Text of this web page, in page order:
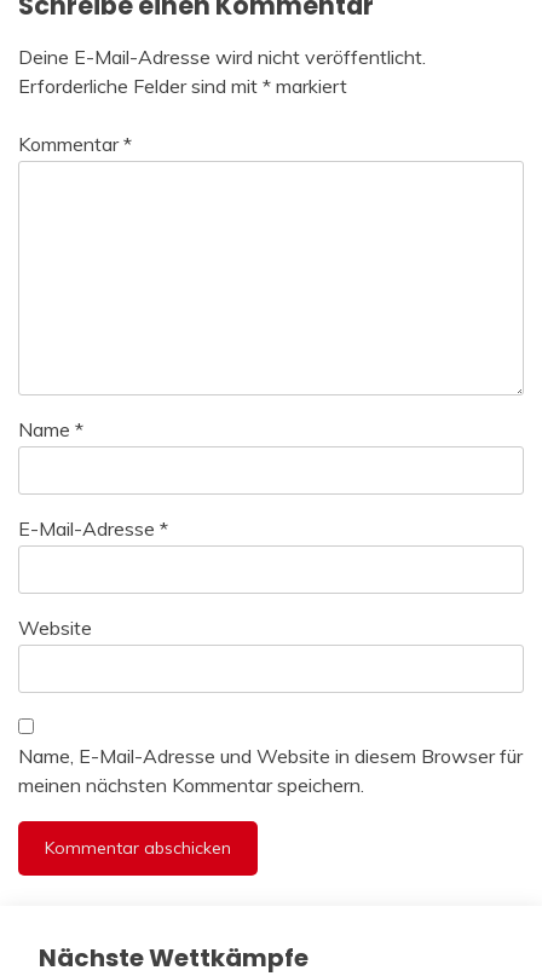
Deine E-Mail-Adresse wird nicht veröffentlicht.
Erforderliche Felder sind mit * markiert
Kommentar*
Name *
E-Mail-Adresse *
Website
Name, E-Mail-Adresse und Website in diesem Browser für
meinen nächsten Kommentar speichern.
Nächste Wettkämpfe